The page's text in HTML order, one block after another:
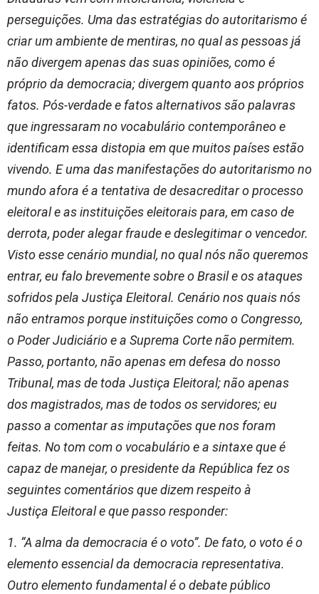
perseguições. Uma das estratégias do autoritarismo é
criar um ambiente de mentiras, no qual as pessoas já
não divergem apenas das suas opiniões, como é
próprio da democracia; divergem quanto aos próprios
fatos. Pós-verdade e fatos alternativos são palavras
que ingressaram no vocabulário contemporâneo e
identificam essa distopia em que muitos países estão
vivendo. E uma das manifestações do autoritarismo no
mundo afora é a tentativa de desacreditar o processo
eleitoral e as instituições eleitorais para, em caso de
derrota, poder alegar fraude e deslegitimar o vencedor.
Visto esse cenário mundial, no qual nós não queremos
entrar, eu falo brevemente sobre o Brasil e os ataques
sofridos pela Justiça Eleitoral. Cenário nos quais nós
não entramos porque instituições como o Congresso,
o Poder Judiciário e a Suprema Corte não permitem.
Passo, portanto, não apenas em defesa do nosso
Tribunal, mas de toda Justiça Eleitoral; não apenas
dos magistrados, mas de todos os servidores; eu
passo a comentar as imputações que nos foram
feitas. No tom com o vocabulário e a sintaxe que é
capaz de manejar, o presidente da República fez os
seguintes comentários que dizem respeito à
Justiça Eleitoral e que passo responder:
1. “A alma da democracia é o voto”. De fato, o voto é o
elemento essencial da democracia representativa.
Outro elemento fundamental é o debate público